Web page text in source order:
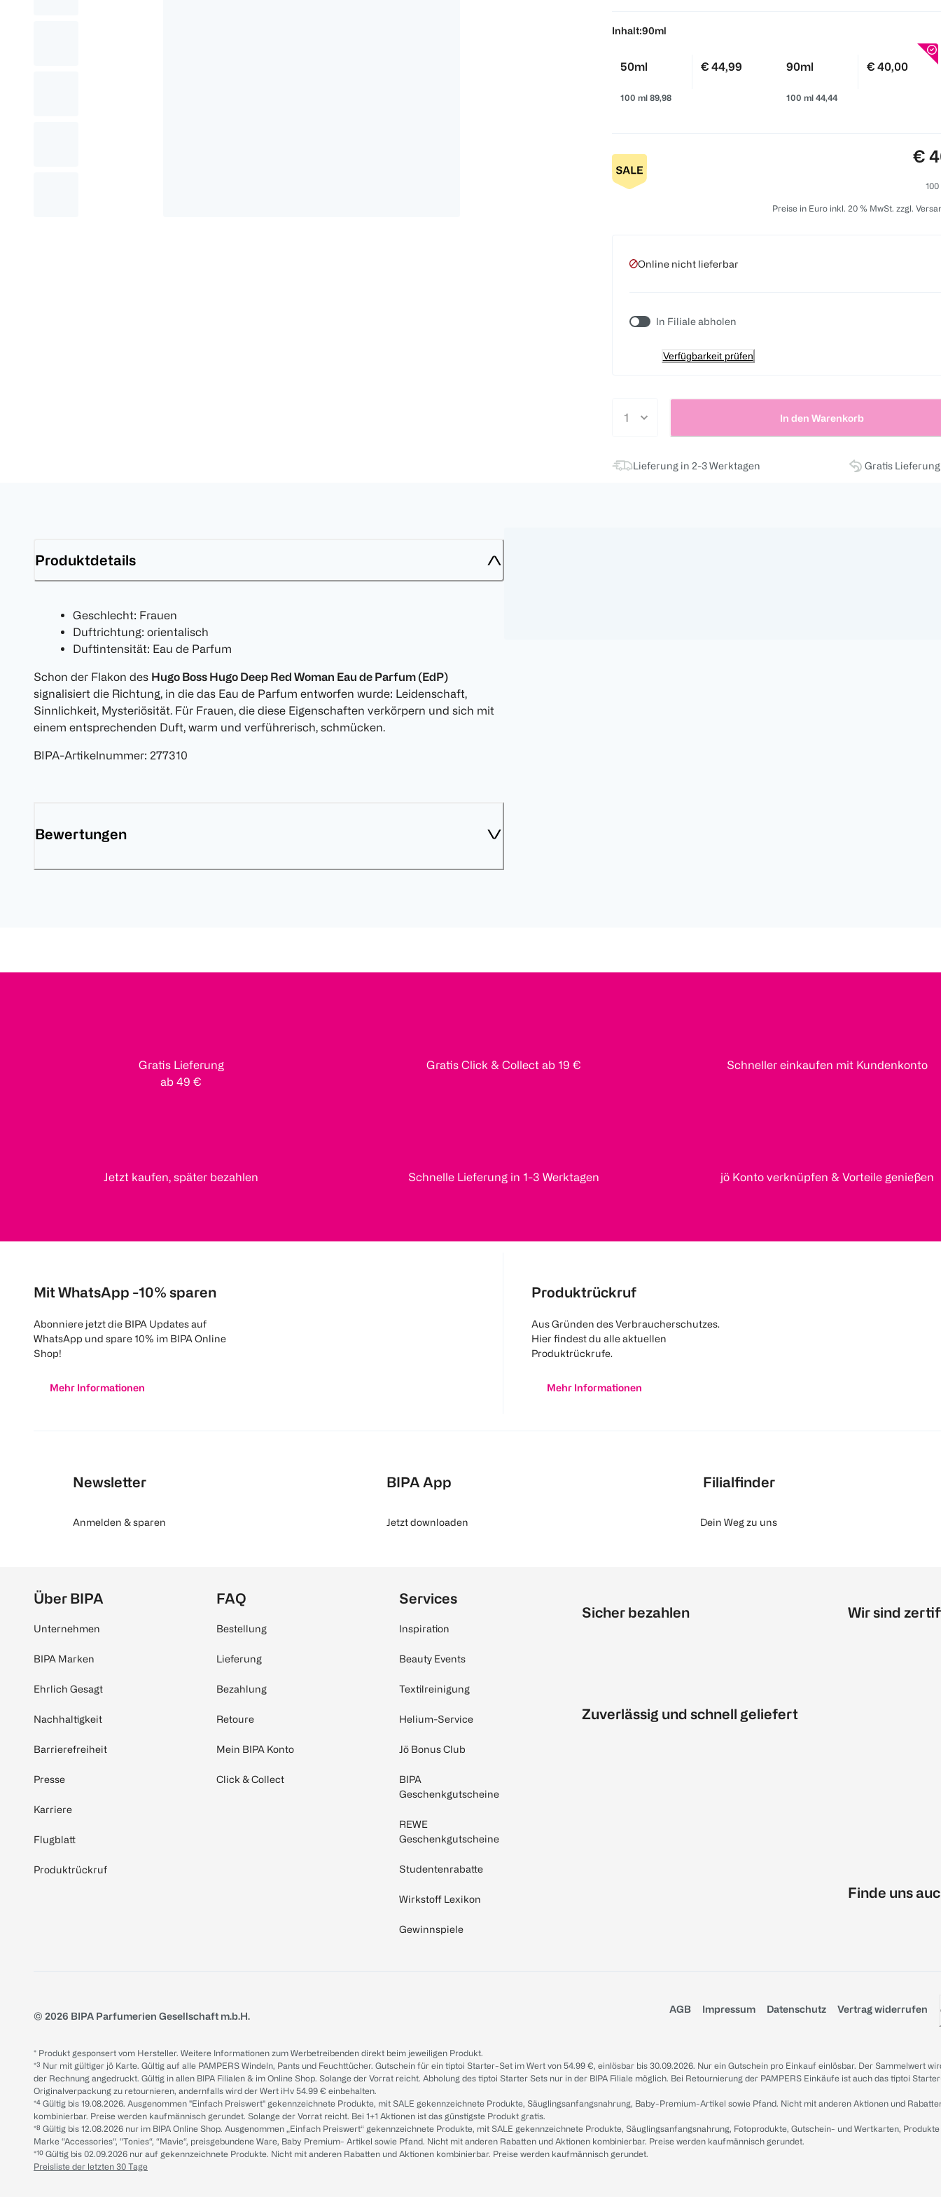
Inhalt:90ml
50ml
100 ml 89,98
€ 44,99 90ml
100 ml 44,44
€ 40,00
€
Preise in Euro inkl. 20 % MwSt. zzgl.
Online nicht lieferbar
In Filiale abholen
Verfügbarkeit prüfen
In den Warenkorb
Lieferung in 2-3 Werktagen Gratis
Produktdetails
Geschlecht: Frauen
Duftrichtung: orientalisch
Duftintensität: Eau de Parfum
Schon der Flakon des Hugo Boss Hugo Deep Red Woman Eau de Parfum (EdP)
signalisiert die Richtung, in die das Eau de Parfum entworfen wurde: Leidenschaft,
Sinnlichkeit, Mysteriösität. Für Frauen, die diese Eigenschaften verkörpern und sich mit
einem entsprechenden Duft, warm und verführerisch, schmücken.
BIPA-Artikelnummer: 277310
Bewertungen
Gratis Lieferung
ab 49 €
Gratis Click & Collect ab 19 € Schneller einkaufen mit Kundenkonto
Jetzt kaufen, später bezahlen Schnelle Lieferung in 1-3 Werktagen jö Konto verknüpfen & Vorteile genießen
Mit WhatsApp -10% sparen
Abonniere jetzt die BIPA Updates auf
WhatsApp und spare 10% im BIPA Online
Shop!
Mehr Informationen
Produktrückruf
Aus Gründen des Verbraucherschutzes.
Hier findest du alle aktuellen
Produktrückrufe.
Mehr Informationen
Newsletter
Anmelden & sparen
BIPA App
Jetzt downloaden
Filialfinder
Dein Weg zu uns
Über BIPA
Unternehmen
BIPA Marken
Ehrlich Gesagt
Nachhaltigkeit
Barrierefreiheit
Presse
Karriere
Flugblatt
Produktrückruf
FAQ
Bestellung
Lieferung
Bezahlung
Retoure
Mein BIPA Konto
Click & Collect
Services
Inspiration
Beauty Events
Textilreinigung
Helium-Service
Jö Bonus Club
BIPA
Geschenkgutscheine
REWE
Geschenkgutscheine
Studentenrabatte
Wirkstoff Lexikon
Gewinnspiele
Sicher bezahlen
Zuverlässig und schnell geliefert
Wir sind
Finde uns
© 2026 BIPA Parfumerien Gesellschaft m.b.H.
AGB Impressum Datenschutz Vertrag widerrufen
* Produkt gesponsert vom Hersteller. Weitere Informationen zum Werbetreibenden direkt beim jeweiligen Produkt.
*³ Nur mit gültiger jö Karte. Gültig auf alle PAMPERS Windeln, Pants und Feuchttücher. Gutschein für ein tiptoi Starter-Set im Wert von 54.99 €, einlösbar bis 30.09.2026. Nur ein Gutschein pro Einkauf einlösbar. Der Sammelwert
der Rechnung angedruckt. Gültig in allen BIPA Filialen & im Online Shop. Solange der Vorrat reicht. Abholung des tiptoi Starter Sets nur in der BIPA Filiale möglich. Bei Retournierung der PAMPERS Einkäufe ist auch das tiptoi
Originalverpackung zu retournieren, andernfalls wird der Wert iHv 54.99 € einbehalten.
*⁴ Gültig bis 19.08.2026. Ausgenommen "Einfach Preiswert" gekennzeichnete Produkte, mit SALE gekennzeichnete Produkte, Säuglingsanfangsnahrung, Baby-Premium-Artikel sowie Pfand. Nicht mit anderen Aktionen und
kombinierbar. Preise werden kaufmännisch gerundet. Solange der Vorrat reicht. Bei 1+1 Aktionen ist das günstigste Produkt gratis.
*⁸ Gültig bis 12.08.2026 nur im BIPA Online Shop. Ausgenommen „Einfach Preiswert“ gekennzeichnete Produkte, mit SALE gekennzeichnete Produkte, Säuglingsanfangsnahrung, Fotoprodukte, Gutschein- und Wertkarten,
Marke “Accessories“, “Tonies“, “Mavie“, preisgebundene Ware, Baby Premium- Artikel sowie Pfand. Nicht mit anderen Rabatten und Aktionen kombinierbar. Preise werden kaufmännisch gerundet.
*¹⁰ Gültig bis 02.09.2026 nur auf gekennzeichnete Produkte. Nicht mit anderen Rabatten und Aktionen kombinierbar. Preise werden kaufmännisch gerundet.
Preisliste der letzten 30 Tage